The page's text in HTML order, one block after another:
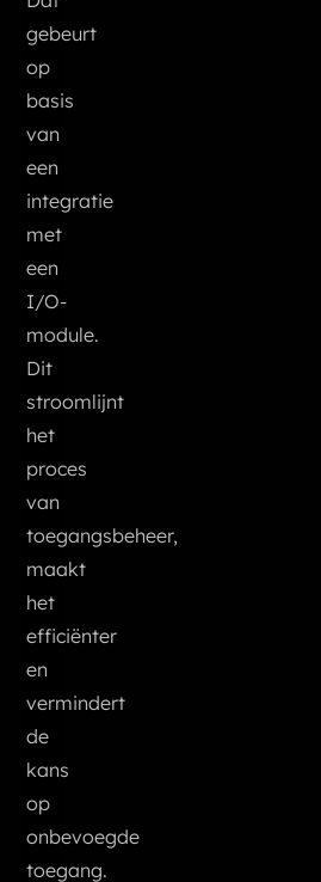
gebeurt
op
basis
van
een
integratie
met
een
I/O-
module.
Dit
stroomlijnt
het
proces
van
toegangsbeheer,
maakt
het
efficiënter
en
vermindert
de
kans
op
onbevoegde
toegang.